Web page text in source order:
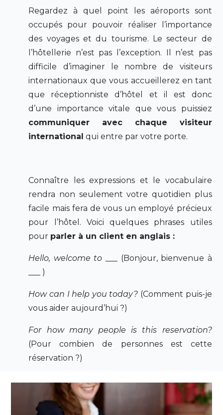
Regardez à quel point les aéroports sont
occupés pour pouvoir réaliser l’importance
des voyages et du tourisme. Le secteur de
l’hôtellerie n’est pas l’exception. Il n’est pas
difficile d’imaginer le nombre de visiteurs
internationaux que vous accueillerez en tant
que réceptionniste d’hôtel et il est donc
d’une importance vitale que vous puissiez
communiquer avec chaque visiteur
international qui entre par votre porte.
Connaître les expressions et le vocabulaire
rendra non seulement votre quotidien plus
facile mais fera de vous un employé précieux
pour l’hôtel. Voici quelques phrases utiles
pour parler à un client en anglais :
Hello, welcome to
___ (Bonjour, bienvenue à
___ )
How can I help you today? (Comment puis-je
vous aider aujourd’hui ?)
For how many people is this reservation?
(Pour combien de personnes est cette
réservation ?)